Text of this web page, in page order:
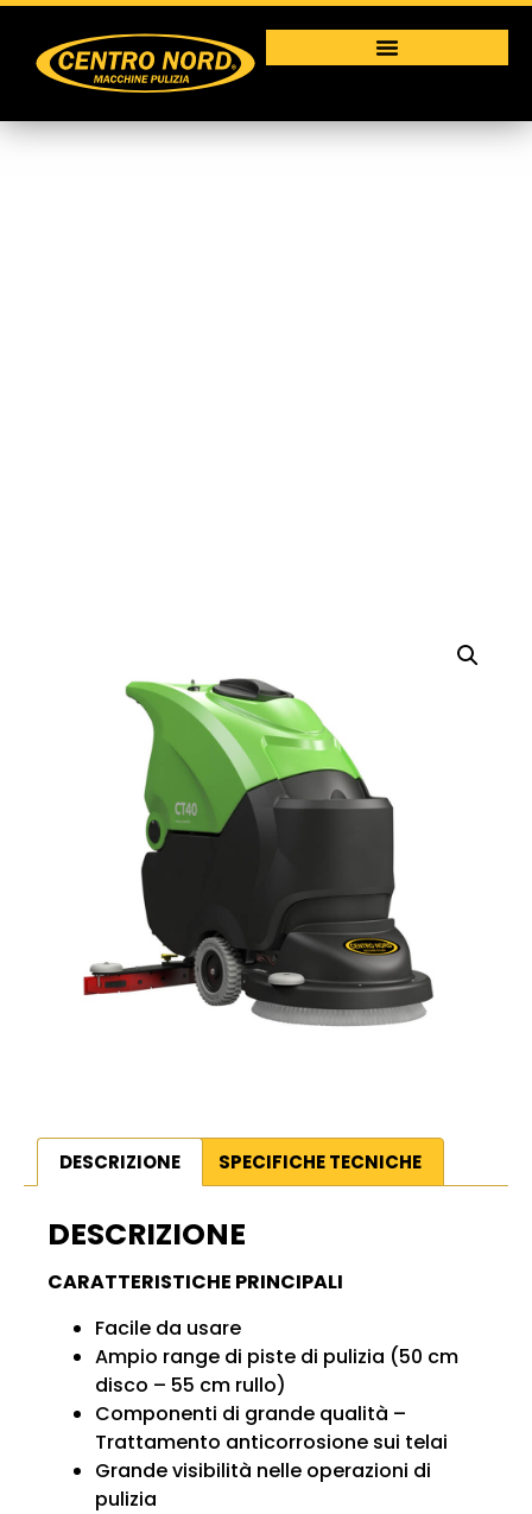
DESCRIZIONE SPECIFICHE TECNICHE
DESCRIZIONE
CARATTERISTICHE PRINCIPALI
Facile da usare
Ampio range di piste di pulizia (50 cm
disco – 55 cm rullo)
Componenti di grande qualità –
Trattamento anticorrosione sui telai
Grande visibilità nelle operazioni di
pulizia